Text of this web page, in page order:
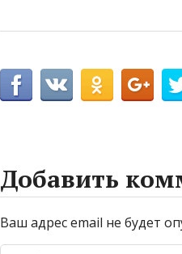
Добавить
Ваш адрес email не будет